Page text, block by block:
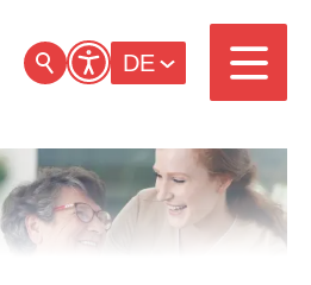
DE